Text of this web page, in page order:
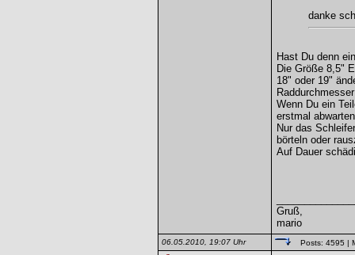
danke
Hast Du denn
Die Größe 8,5"
18" oder 19"
Wenn Du ein
erstmal
Nur das
börteln oder
Auf Dauer
Gruß,
mario
06.05.2010, 19:07 Uhr Posts: 4595 |